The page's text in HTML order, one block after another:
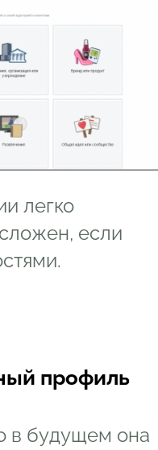
легко
если
профиль
в будущем она